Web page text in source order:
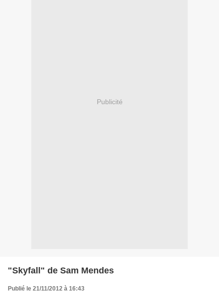
Publicité
"Skyfall" de Sam Mendes
Publié le 21/11/2012 à 16:43